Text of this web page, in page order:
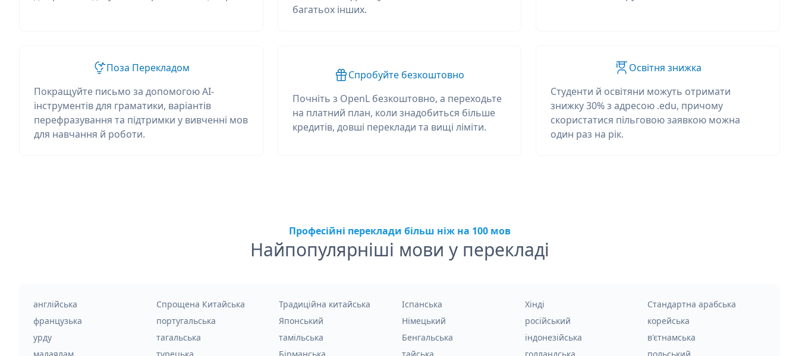
багатьох інших.
Поза Перекладом
Покращуйте письмо за допомогою AI-
інструментів для граматики, варіантів
перефразування та підтримки у вивченні мов
для навчання й роботи.
Спробуйте безкоштовно
Почніть з OpenL безкоштовно, а переходьте
на платний план, коли знадобиться більше
кредитів, довші переклади та вищі ліміти.
Освітня знижка
Студенти й освітяни можуть отримати
знижку 30% з адресою .edu, причому
скористатися пільговою заявкою можна
один раз на рік.
Професійні переклади більш ніж на 100 мов
Найпопулярніші мови у перекладі
англійська Спрощена Китайська Традиційна китайська Іспанська Хінді
Стандартна арабська
французька
португальська Японський Німецький російський
корейська
урду
тагальська тамільська Бенгальська індонезійська
в'єтнамська